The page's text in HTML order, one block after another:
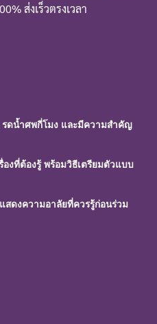
ส่งเร็วตรงเวลา
รดน้ำศพกี่โมง และมีความสำคัญ
องที่ต้องรู้ พร้อมวิธีเตรียมตัวแบบ
สดงความอาลัยที่ควรรู้ก่อนร่วม